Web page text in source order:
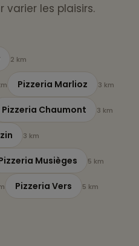
varier les plaisirs.
2 km
Pizzeria Marlioz 3 km
Pizzeria Chaumont 3 km
3 km
Musièges 5 km
Pizzeria Vers 5 km